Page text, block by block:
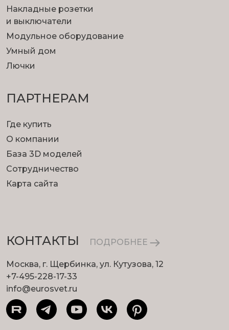
Накладные розетки
и выключатели
Модульное оборудование
Умный дом
Лючки
ПАРТНЕРАМ
Где купить
О компании
База 3D моделей
Сотрудничество
Карта сайта
КОНТАКТЫ ПОДРОБНЕЕ
Москва, г. Щербинка, ул. Кутузова, 12
+7-495-228-17-33
info@eurosvet.ru